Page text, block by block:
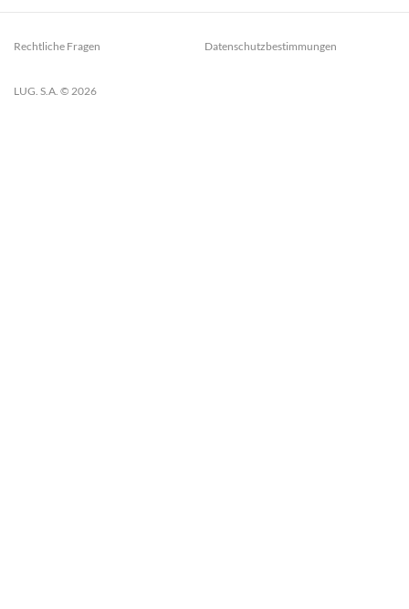
LUG. S.A. © 2026
Rechtliche Fragen Datenschutzbestimmungen